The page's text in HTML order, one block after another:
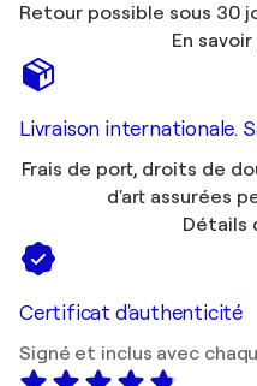
Retour possible sous 30
En savoir
Livraison internationale.
Frais de port, droits de
d'art assurées
Détails
Certificat d'authenticité
Signé et inclus avec